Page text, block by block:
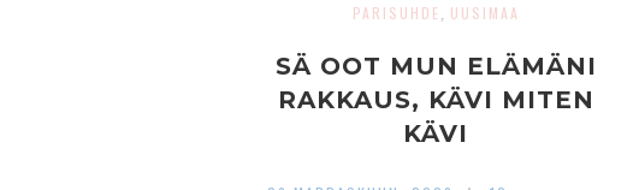
PARISUHDE , UUSIMAA
SÄ OOT MUN ELÄMÄNI
RAKKAUS, KÄVI MITEN
KÄVI